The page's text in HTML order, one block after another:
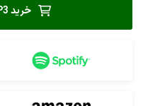
خرید MP3